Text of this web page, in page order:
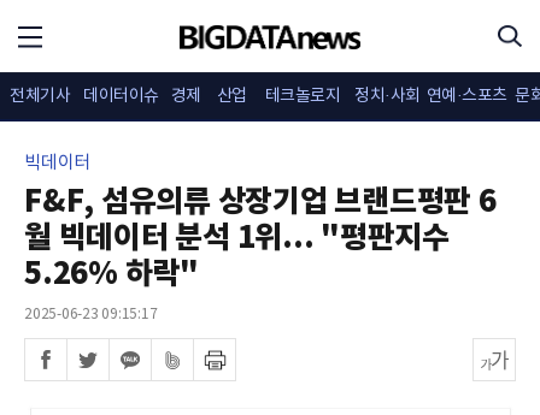
전체기사 데이터이슈 경제 산업 테크놀로지 정치·사회 연예·스포츠 문
빅데이터
F&F, 섬유의류 상장기업 브랜드평판 6
월 빅데이터 분석 1위... "평판지수
5.26% 하락"
2025-06-23 09:15:17